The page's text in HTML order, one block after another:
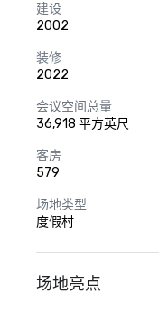
建设
2002
装修
2022
会议空间总量
36,918 平方英尺
客房
579
场地类型
度假村
场地亮点